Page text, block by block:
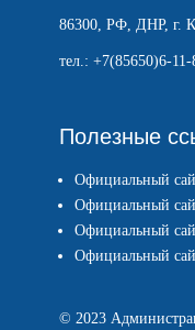
86300, РФ, ДНР, г.
тел.: +7(85650)6-11-
Полезные
Официальный
Официальный
Официальный
Официальный
© 2023